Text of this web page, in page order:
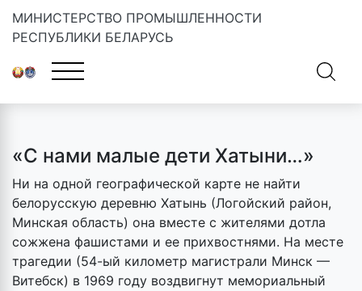
МИНИСТЕРСТВО ПРОМЫШЛЕННОСТИ
РЕСПУБЛИКИ БЕЛАРУСЬ
Главная
«С нами малые дети Хатыни…»
Ни на одной географической карте не найти
белорусскую деревню Хатынь (Логойский район,
Минская область) она вместе с жителями дотла
сожжена фашистами и ее прихвостнями. На месте
трагедии (54-ый километр магистрали Минск —
Витебск) в 1969 году воздвигнут мемориальный